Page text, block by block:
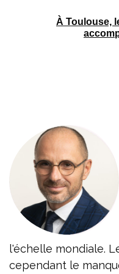
À Toulouse,
l'échelle mondiale.
cependant le